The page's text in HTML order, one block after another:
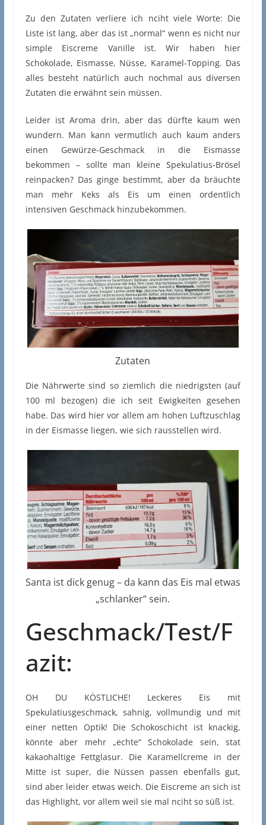
Zu den Zutaten verliere ich nciht viele Worte: Die
Liste ist lang, aber das ist „normal“ wenn es nicht nur
simple Eiscreme Vanille ist. Wir haben hier
Schokolade, Eismasse, Nüsse, Karamel-Topping. Das
alles besteht natürlich auch nochmal aus diversen
Zutaten die erwähnt sein müssen.
Leider ist Aroma drin, aber das dürfte kaum wen
wundern. Man kann vermutlich auch kaum anders
einen Gewürze-Geschmack in die Eismasse
bekommen – sollte man kleine Spekulatius-Brösel
reinpacken? Das ginge bestimmt, aber da bräuchte
man mehr Keks als Eis um einen ordentlich
intensiven Geschmack hinzubekommen.
Zutaten
Die Nährwerte sind so ziemlich die niedrigsten (auf
100 ml bezogen) die ich seit Ewigkeiten gesehen
habe. Das wird hier vor allem am hohen Luftzuschlag
in der Eismasse liegen, wie sich rausstellen wird.
Santa ist dick genug – da kann das Eis mal etwas
„schlanker“ sein.
Geschmack/Test/F
azit:
OH DU KÖSTLICHE! Leckeres Eis mit
Spekulatiusgeschmack, sahnig, vollmundig und mit
einer netten Optik! Die Schokoschicht ist knackig,
könnte aber mehr „echte“ Schokolade sein, stat
kakaohaltige Fettglasur. Die Karamellcreme in der
Mitte ist super, die Nüssen passen ebenfalls gut,
sind aber leider etwas weich. Die Eiscreme an sich ist
das Highlight, vor allem weil sie mal nciht so süß ist.